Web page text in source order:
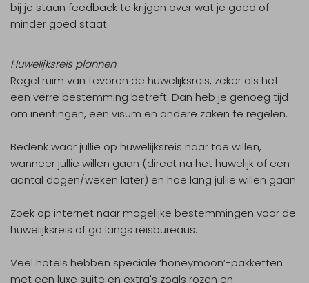
bij je staan feedback te krijgen over wat je goed of
minder goed staat.
Huwelijksreis plannen
Regel ruim van tevoren de huwelijksreis, zeker als het
een verre bestemming betreft. Dan heb je genoeg tijd
om inentingen, een visum en andere zaken te regelen.
Bedenk waar jullie op huwelijksreis naar toe willen,
wanneer jullie willen gaan (direct na het huwelijk of een
aantal dagen/weken later) en hoe lang jullie willen gaan.
Zoek op internet naar mogelijke bestemmingen voor de
huwelijksreis of ga langs reisbureaus.
Veel hotels hebben speciale ‘honeymoon’-pakketten
met een luxe suite en extra's zoals rozen en